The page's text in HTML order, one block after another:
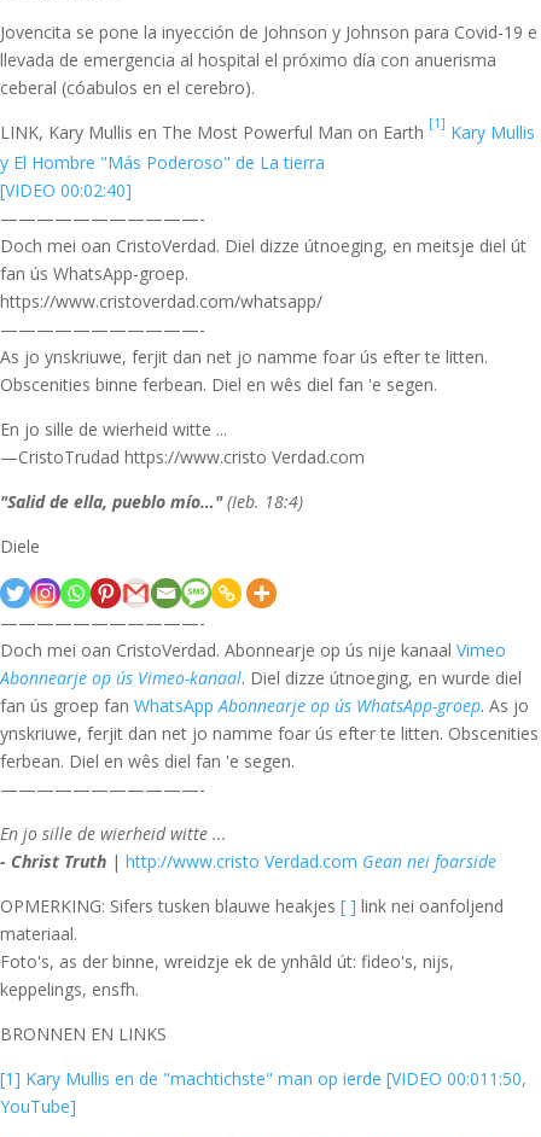
Jovencita se pone la inyección de Johnson y Johnson para Covid-19 e
llevada de emergencia al hospital el próximo día con anuerisma
ceberal (cóabulos en el cerebro).
LINK, Kary Mullis en The Most Powerful Man on Earth [1] Kary Mullis
y El Hombre "Más Poderoso" de La tierra
[VIDEO 00:02:40]
———————————-
Doch mei oan CristoVerdad. Diel dizze útnoeging, en meitsje diel út
fan ús WhatsApp-groep.
https://www.cristoverdad.com/whatsapp/
———————————-
As jo ynskriuwe, ferjit dan net jo namme foar ús efter te litten.
Obscenities binne ferbean. Diel en wês diel fan 'e segen.
En jo sille de wierheid witte ...
—CristoTrudad https://www.cristo Verdad.com
"Salid de ella, pueblo mío…"(Ieb. 18:4)
Diele
———————————-
Doch mei oan CristoVerdad. Abonnearje op ús nije kanaal Vimeo
Abonnearje op ús Vimeo-kanaal. Diel dizze útnoeging, en wurde diel
fan ús groep fan WhatsApp Abonnearje op ús WhatsApp-groep. As jo
ynskriuwe, ferjit dan net jo namme foar ús efter te litten. Obscenities
ferbean. Diel en wês diel fan 'e segen.
———————————-
En jo sille de wierheid witte ...
- Christ Truth | http://www.cristo Verdad.com Gean nei foarside
OPMERKING: Sifers tusken blauwe heakjes [ ] link nei oanfoljend
materiaal.
Foto's, as der binne, wreidzje ek de ynhâld út: fideo's, nijs,
keppelings, ensfh.
BRONNEN EN LINKS
[1] Kary Mullis en de "machtichste" man op ierde [VIDEO 00:011:50,
YouTube]